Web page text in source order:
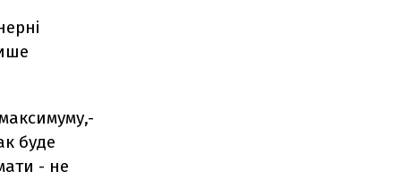
буде
- не